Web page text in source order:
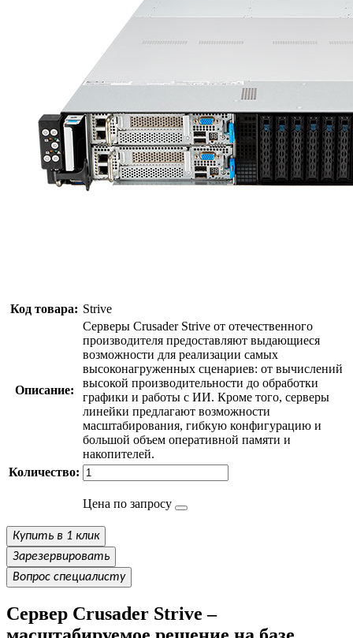
Код товара: Strive
Описание:
Серверы Crusader Strive от отечественного
производителя предоставляют выдающиеся
возможности для реализации самых
высоконагруженных сценариев: от вычислений
высокой производительности до обработки
графики и работы с ИИ. Кроме того, серверы
линейки предлагают возможности
масштабирования, гибкую конфигурацию и
большой объем оперативной памяти и
накопителей.
Количество:
Цена по запросу
Купить в 1 клик
Зарезервировать
Вопрос специалисту
Сервер Crusader Strive –